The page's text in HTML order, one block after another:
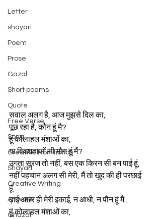
Letter
shayari
Poem
Prose
Gazal
Short poems
Quote
Free Verse
Song
Creative Non-fiction
Shayari
Creative Writing
Artwork
Ghazal
सवाल अलग है, आज मुझसे दिल का,
पूछ रहा है, कौन हूं मै?
हूं कोलाहल मंशाओं का,
या विवशताओं सी मौन हूं मैं?
उगता सूरज तो नहीं, बस एक किरन सी बन पाई हूं,
नहीं पहचान अलग सी मेरी, मैं तो खुद की ही परछाई
हूं....
ढ़ाई अछर ही मेरी इकाई, न आधी, न पौन हूं मैं..
हूं कोलाहल मंशाओं का,